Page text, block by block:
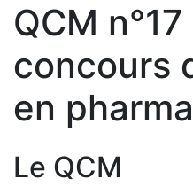
QCM
concours
en
Le QCM